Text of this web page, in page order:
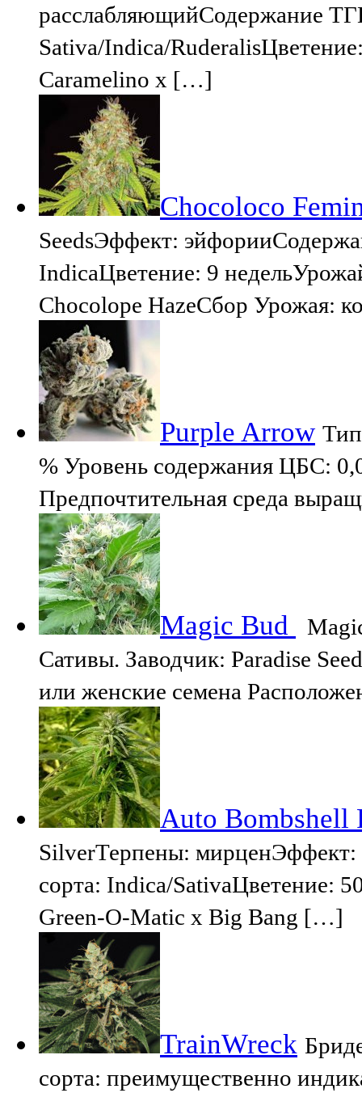
расслабляющийСодержание
Sativa/Indica/
Caramelino x […]
Chocoloco
SeedsЭффект:
IndicaЦветение: 9
Chocolope HazeСбор Урожая:
Purple Arrow
% Уровень содержания ЦБС:
Предпочтительная среда
Magic Bud
Сативы. Заводчик: Paradise
или женские семена
Auto Bombshell
SilverТерпены:
сорта: Indica/SativaЦветение:
Green-O-Matic x Big Bang […]
TrainWreck
сорта: преимущественно